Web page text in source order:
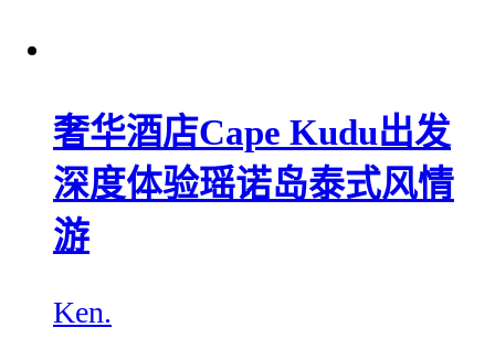
奢华酒店Cape Kudu出发
深度体验瑶诺岛泰式风情
游
Ken.